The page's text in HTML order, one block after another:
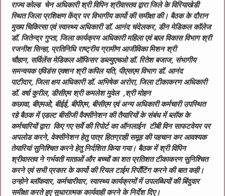
राज्‍य कोल्‍ड चेन अधिकारी श्री विपिन श्रीवास्‍तव द्वारा जिले के विरियाखेडी
स्थित जिला प्रशिक्षण केंद्र पर विभागीय कार्यो की समीक्षा की। बैठक के दौरान
मुख्‍य चिकित्‍सा एवं स्‍वास्‍थ्‍य अधिकारी डॉ. आनंद चंदेलकर, डीन मेडिकल कॉलेज
डॉ. जितेन्‍द्र गुप्‍ता, जिला कार्यक्रम अधिकारी महिला एवं बाल विकास विभाग श्री
रजनीश सिन्‍हा, प्रतिनिधि राष्‍ट्रीय ग्रामीण आजीविका मिशन श्री
चौहान, सर्विलेंस मेडिकल ऑफिसर डब्‍ल्‍युएचओ डॉ. रितेश बजाज, संभागीय
समन्‍वयक एविडंस एक्‍शन श्री कपिल यति, पीएसएम विभाग डॉ. आनंद
पाटीदार, जिला क्षय अधिकारी डॉ. अभिषेक अरोरा, जिला टीकाकरण अधिकारी
डॉ. वर्षा कुरील, डीसीएम श्री कमलेश मुवेल ,श्री मोहन
कछावा, बीएमओे, बीईई, बीपीएम, बीसीएम एवं अन्‍य अधिकारी कर्मचारी उपस्थित
रहेबैठक में एडल्‍ट बीसीजी वैक्‍सीनेशन की तैयारियों के संबंध में ब्‍लॉक के
कर्मचारियों द्वारा किए गए सर्वे की रिपोर्ट का ऑनलाईन टीबी विन साफटवेयर पर
अपलोड करने, वेक्‍सीनेशन हेतु पात्र हितग्राही समूह की पहचान क‍र आवश्‍यक
तेयारियां सुनिश्चित करने हेतु निर्दशित किया गया। बैठक में श्री विपिन
श्रीवास्‍तव ने गर्भवती माताओं और बच्‍चों का शत प्रतिशत टीकाकरण सुनिश्चित
करने एवं सभी प्रकार के कार्यो की रियल टाईम रिर्पोंटिंग करने की बात कही।
उन्‍होने ब्‍लॉकवार, कर्मचारीवार, स्‍वास्‍थ्‍य कार्यक्रमों में उपलब्धियों की बिंदुवार
समीक्षा करते हुए सुधारात्‍मक कार्यवाही करने के निर्देश दिए।